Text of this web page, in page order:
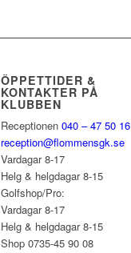
ÖPPETTIDER &
KONTAKTER PÅ
KLUBBEN
Receptionen 040 – 47 50 16
reception@flommensgk.se
Vardagar 8-17
Helg & helgdagar 8-15
Golfshop/Pro:
Vardagar 8-17
Helg & helgdagar 8-15
Shop 0735-45 90 08